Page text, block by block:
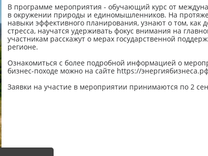
В программе мероприятия - обучающий курс от
в окружении природы и единомышленников. На
навыки эффективного планирования, узнают о том, как
стресса, научатся удерживать фокус внимания на
участникам расскажут о мерах государственной
регионе.
Ознакомиться с более подробной информацией о
бизнес-походе можно на сайте https://
Заявки на участие в мероприятии принимаются по 2